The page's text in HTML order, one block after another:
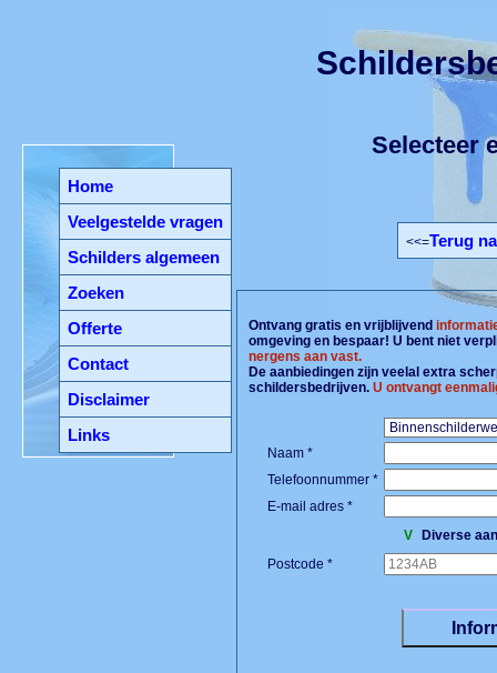
Home
Veelgestelde vragen
Schilders algemeen
Zoeken
Offerte
Contact
Disclaimer
Links
Selecteer
<<=Terug
Ontvang gratis en vrijblijvend
omgeving en bespaar! U bent niet
nergens aan vast.
De aanbiedingen zijn veelal extra
schildersbedrijven.U ontvangt
Naam *
Telefoonnummer *
E-mail adres *
V
Diverse
Postcode *